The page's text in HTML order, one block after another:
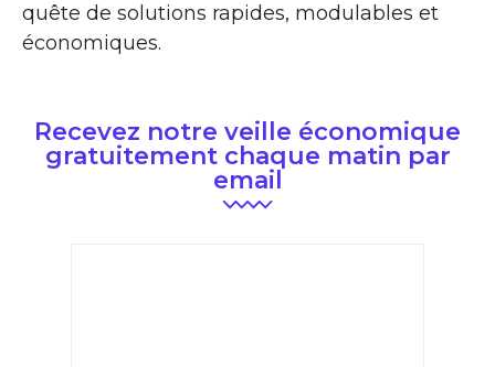
quête de solutions rapides, modulables et
économiques.
Recevez notre veille économique
gratuitement chaque matin par
email